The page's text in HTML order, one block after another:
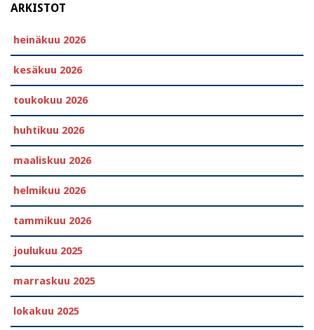
ARKISTOT
heinäkuu 2026
kesäkuu 2026
toukokuu 2026
huhtikuu 2026
maaliskuu 2026
helmikuu 2026
tammikuu 2026
joulukuu 2025
marraskuu 2025
lokakuu 2025